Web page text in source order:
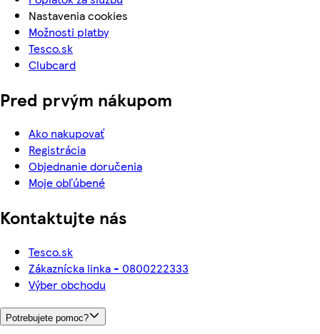
Nastavenia cookies
Možnosti platby
Tesco.sk
Clubcard
Pred prvým nákupom
Ako nakupovať
Registrácia
Objednanie doručenia
Moje obľúbené
Kontaktujte nás
Tesco.sk
Zákaznícka linka - 0800222333
Výber obchodu
Potrebujete pomoc?